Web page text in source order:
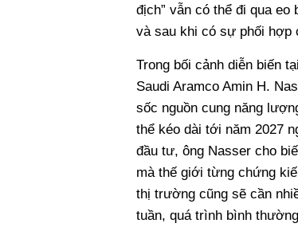
địch” vẫn có thể đi qua eo
và sau khi có sự phối hợp
Trong bối cảnh diễn biến
Saudi Aramco Amin H.
sốc nguồn cung năng
thể kéo dài tới năm 2027
đầu tư, ông Nasser cho
mà thế giới từng chứng
thị trường cũng sẽ cần
tuần, quá trình bình